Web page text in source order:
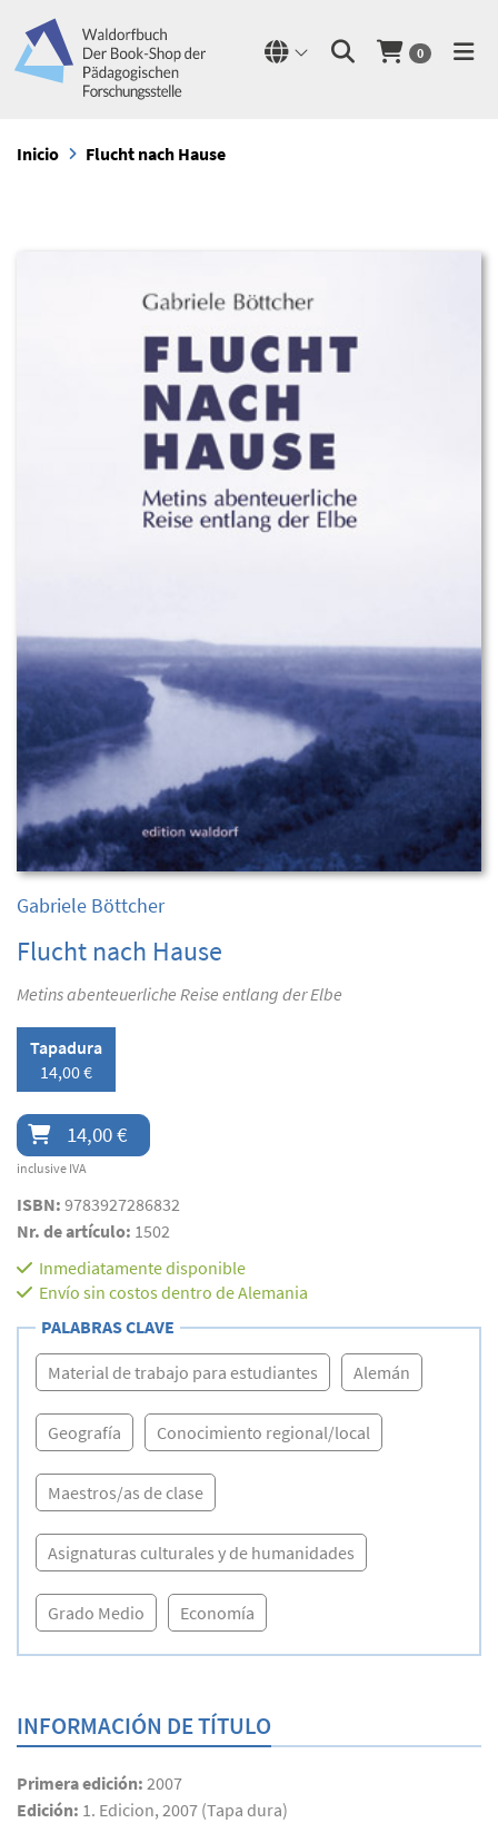
0
Inicio Flucht nach Hause
Gabriele Böttcher
Flucht nach Hause
Metins abenteuerliche Reise entlang der Elbe
Tapadura
14,00 €
14,00 €
inclusive IVA
ISBN: 9783927286832
Nr. de artículo: 1502
Inmediatamente disponible
Envío sin costos dentro de Alemania
PALABRAS CLAVE
Material de trabajo para estudiantes Alemán
Geografía Conocimiento regional/local
Maestros/as de clase
Asignaturas culturales y de humanidades
Grado Medio Economía
INFORMACIÓN DE TÍTULO
Primera edición: 2007
Edición: 1. Edicion, 2007 (Tapa dura)